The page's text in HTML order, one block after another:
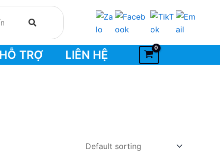
HỖ TRỢ LIÊN HỆ